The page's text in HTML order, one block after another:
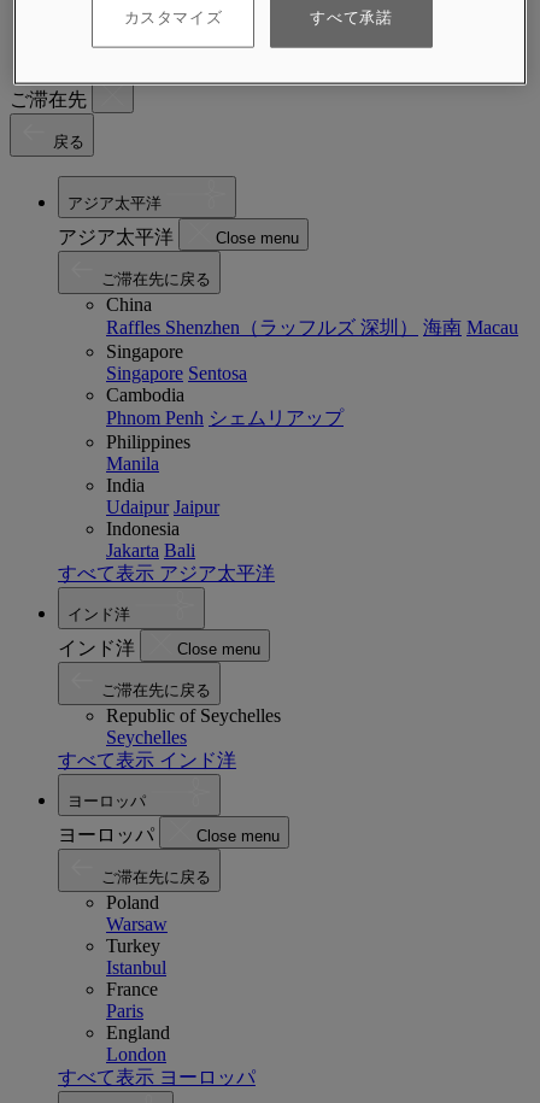
マガジン
ご滞在先
戻る
アジア太平洋
アジア太平洋 Close menu
ご滞在先に戻る
China
Raffles Shenzhen（ラッフルズ 深圳）
海南 Macau
Singapore
Singapore Sentosa
Cambodia
Phnom Penh シェムリアップ
Philippines
Manila
India
Udaipur Jaipur
Indonesia
Jakarta Bali
すべて表示 アジア太平洋
インド洋
インド洋 Close menu
ご滞在先に戻る
Republic of Seychelles
Seychelles
すべて表示 インド洋
ヨーロッパ
ヨーロッパ Close menu
ご滞在先に戻る
Poland
Warsaw
Turkey
Istanbul
France
Paris
England
London
すべて表示 ヨーロッパ
カスタマイズ すべて承諾